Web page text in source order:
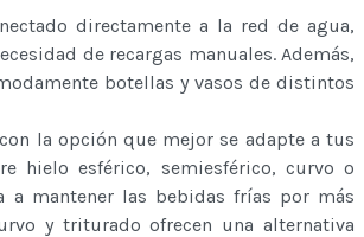
directamente a la red de agua,
de recargas manuales. Además,
botellas y vasos de distintos
la opción que mejor se adapte a tus
hielo esférico, semiesférico, curvo o
a mantener las bebidas frías por más
y triturado ofrecen una alternativa